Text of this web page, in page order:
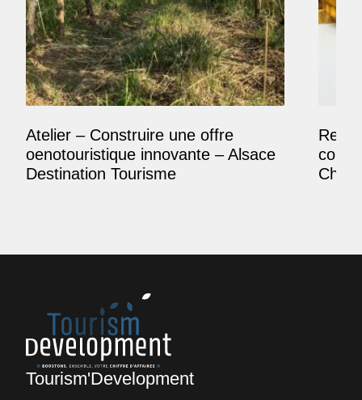
Atelier – Construire une offre
oenotouristique innovante – Alsace
Destination Tourisme
Tourism'Development